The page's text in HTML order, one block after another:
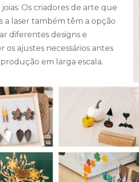
Os criadores de arte que
a laser também têm a opção
diferentes designs e
os ajustes necessários antes
em larga escala.